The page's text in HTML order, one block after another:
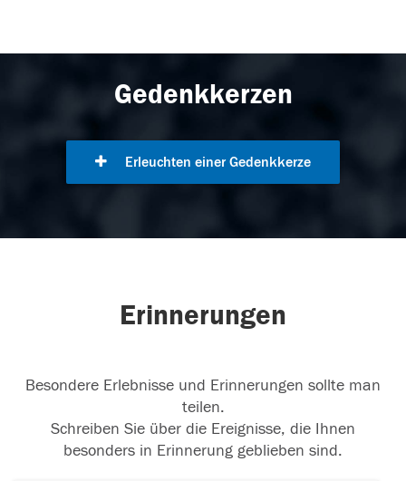
Gedenkkerzen
Erleuchten einer Gedenkkerze
Erinnerungen
Besondere Erlebnisse und Erinnerungen sollte man
teilen.
Schreiben Sie über die Ereignisse, die Ihnen
besonders in Erinnerung geblieben sind.